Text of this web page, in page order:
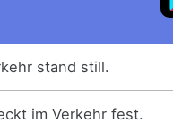
stand still.
im Verkehr fest.